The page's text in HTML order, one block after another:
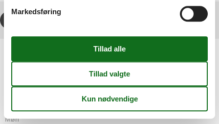
Alle
Geografier
Danmark
Møn
Markedsføring